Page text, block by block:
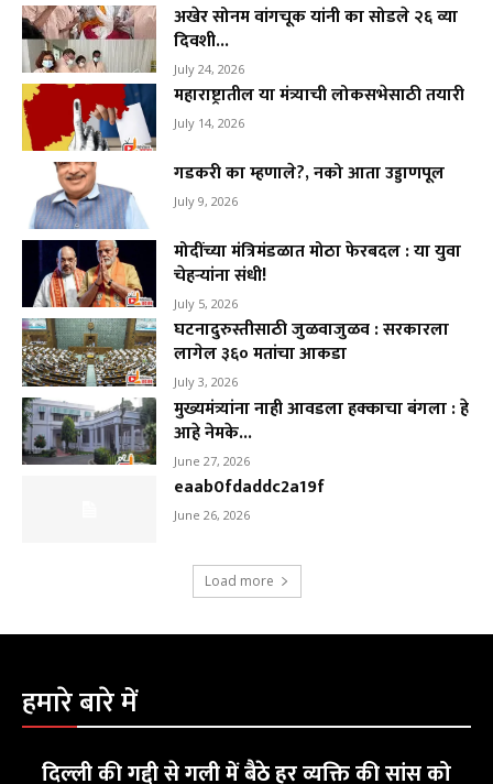
अखेर सोनम वांगचूक यांनी का सोडले २६ व्या
दिवशी...
July 24, 2026
महाराष्ट्रातील या मंत्र्याची लोकसभेसाठी तयारी
July 14, 2026
गडकरी का म्हणाले?, नको आता उड्डाणपूल
July 9, 2026
मोदींच्या मंत्रिमंडळात मोठा फेरबदल : या युवा
चेहऱ्यांना संधी!
July 5, 2026
घटनादुरुस्तीसाठी जुळवाजुळव : सरकारला
लागेल ३६० मतांचा आकडा
July 3, 2026
मुख्यमंत्र्यांना नाही आवडला हक्काचा बंगला : हे
आहे नेमके...
June 27, 2026
eaab0fdaddc2a19f
June 26, 2026
Load more
हमारे बारे में
दिल्ली की गद्दी से गली में बैठे हर व्यक्ति की सांस को